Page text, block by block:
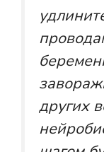
других